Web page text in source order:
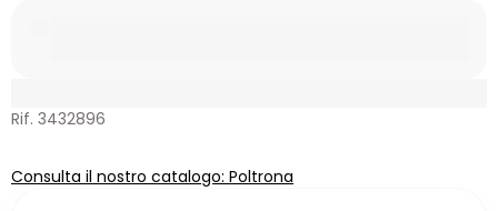
Rif. 3432896
Consulta il nostro catalogo: Poltrona